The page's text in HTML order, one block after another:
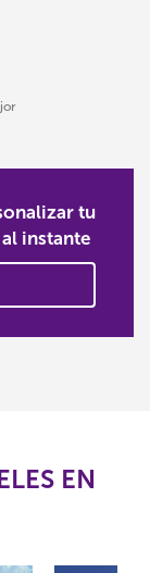
tu
instante
EN